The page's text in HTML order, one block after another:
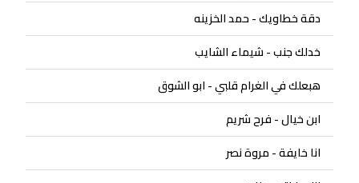
دقة خطاويك - حمد الخزينه
خدلك جنب - شيماء الشايب
هبعلك في الغرام قلبي - ابو الشوق
ابن خيال - فرح شريم
انا خايفة - مروة نصر